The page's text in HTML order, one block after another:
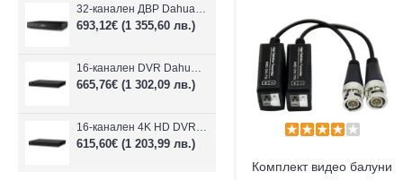
32-канален ДВР Dahua XVR5232AN-I3/Т
693,12€ (1 355,60 лв.)
16-канален DVR Dahua XVR5216AN-4KL-I3/T + 16 IP
665,76€ (1 302,09 лв.)
16-канален 4K HD DVR Dahua XVR5116H-4KL-I3/T + 16 IP камери
615,60€ (1 203,99 лв.)
Комплект видео балуни